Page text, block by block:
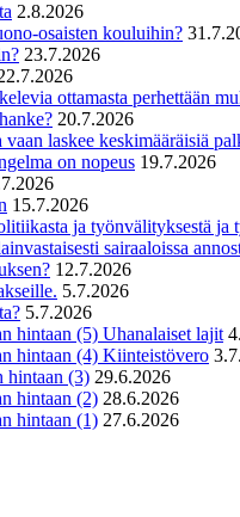
2.8.2026
osaisten kouluihin?
23.7.2026
ottamasta perhettään
20.7.2026
laskee keskimääräisiä
on nopeus 19.7.2026
15.7.2026
ja työnvälityksestä ja
sairaaloissa
12.7.2026
5.7.2026
5.7.2026
hintaan (5) Uhanalaiset lajit
hintaan (4) Kiinteistövero
hintaan (3) 29.6.2026
hintaan (2) 28.6.2026
hintaan (1) 27.6.2026